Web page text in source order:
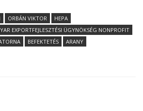
ORBÁN VIKTOR
HEPA
EXPORTFEJLESZTÉSI ÜGYNÖKSÉG NONPROFIT
BEFEKTETÉS ARANY